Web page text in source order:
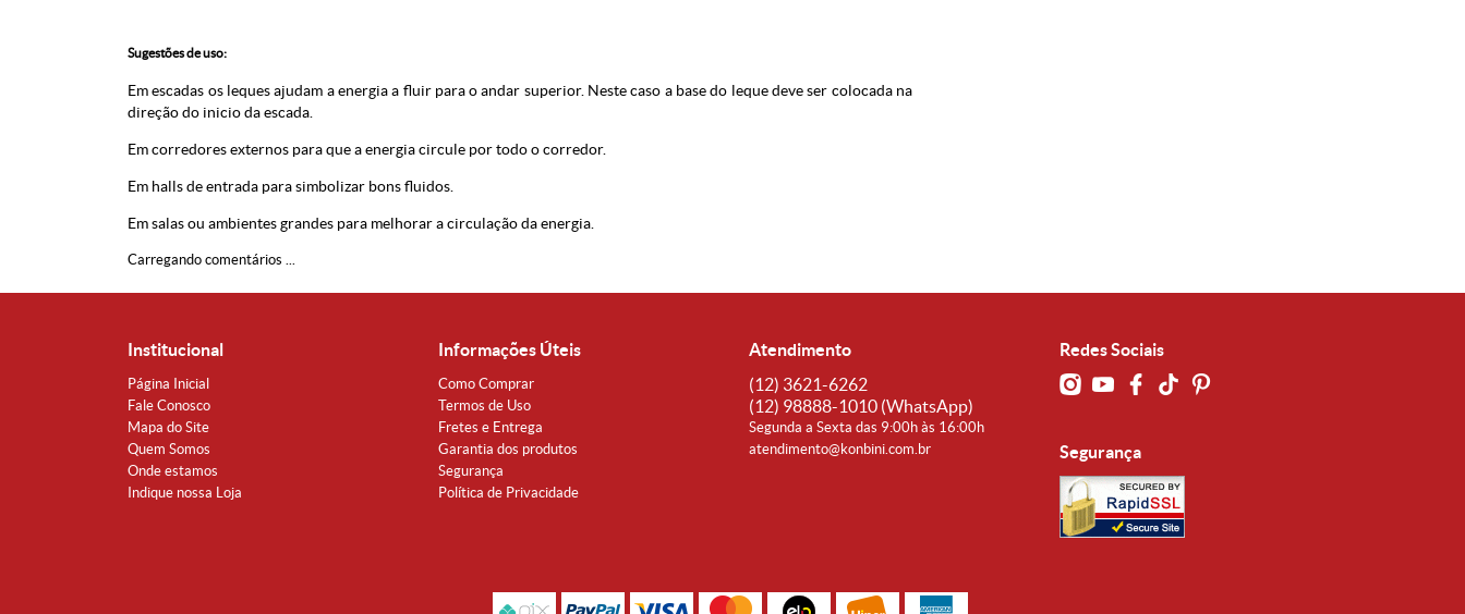
Sugestões de uso:
Em escadas os leques ajudam a energia a fluir para o andar superior. Neste caso a base do leque deve ser colocada na
direção do inicio da escada.
Em corredores externos para que a energia circule por todo o corredor.
Em halls de entrada para simbolizar bons fluidos.
Em salas ou ambientes grandes para melhorar a circulação da energia.
Carregando comentários ...
Institucional
Página Inicial
Fale Conosco
Mapa do Site
Quem Somos
Onde estamos
Indique nossa Loja
Informações Úteis
Como Comprar
Termos de Uso
Fretes e Entrega
Garantia dos produtos
Segurança
Política de Privacidade
Atendimento
(12) 3621-6262
(12) 98888-1010 (WhatsApp)
Segunda a Sexta das 9:00h às 16:00h
atendimento@konbini.com.br
Redes Sociais
Segurança